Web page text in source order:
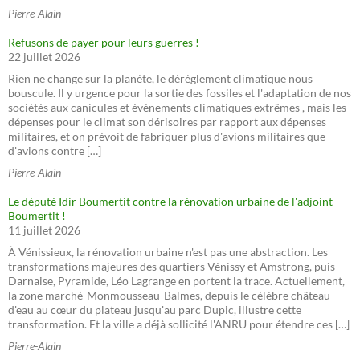
Pierre-Alain
Refusons de payer pour leurs guerres !
22 juillet 2026
Rien ne change sur la planète, le dérèglement climatique nous
bouscule. Il y urgence pour la sortie des fossiles et l'adaptation de nos
sociétés aux canicules et événements climatiques extrêmes , mais les
dépenses pour le climat son dérisoires par rapport aux dépenses
militaires, et on prévoit de fabriquer plus d'avions militaires que
d'avions contre […]
Pierre-Alain
Le député Idir Boumertit contre la rénovation urbaine de l'adjoint
Boumertit !
11 juillet 2026
À Vénissieux, la rénovation urbaine n'est pas une abstraction. Les
transformations majeures des quartiers Vénissy et Amstrong, puis
Darnaise, Pyramide, Léo Lagrange en portent la trace. Actuellement,
la zone marché-Monmousseau-Balmes, depuis le célèbre château
d'eau au cœur du plateau jusqu'au parc Dupic, illustre cette
transformation. Et la ville a déjà sollicité l'ANRU pour étendre ces […]
Pierre-Alain